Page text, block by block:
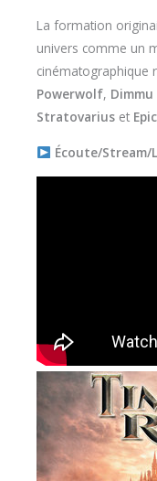
La formation
univers comme un
cinématographique
Powerwolf,
Stratovarius et
Écoute/Stream/